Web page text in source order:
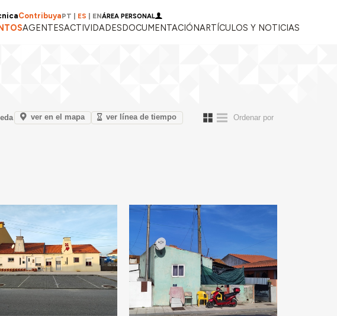
ContribuyaPT ES ENÁREA PERSONAL
AGENTESACTIVIDADESDOCUMENTACIÓNARTÍCULOS Y NOTICIAS
ver en el mapa ver línea de tiempo